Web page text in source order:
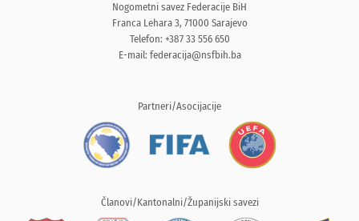
Nogometni savez Federacije BiH
Franca Lehara 3, 71000 Sarajevo
Telefon: +387 33 556 650
E-mail: federacija@nsfbih.ba
Partneri/Asocijacije
Članovi/Kantonalni/Županijski savezi